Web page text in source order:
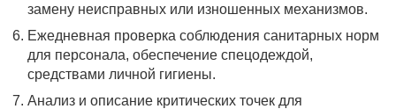
замену неисправных или изношенных механизмов.
Ежедневная проверка соблюдения санитарных норм
для персонала, обеспечение спецодеждой,
средствами личной гигиены.
Анализ и описание критических точек для